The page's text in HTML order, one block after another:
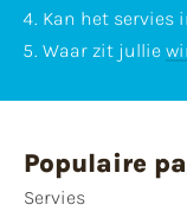
Kan het servies
Waar zit jullie
Populaire
Servies